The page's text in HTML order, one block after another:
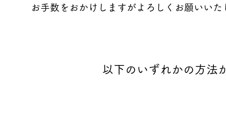
お手数をおかけしますがよろしくお願いいた
以下のいずれかの方法